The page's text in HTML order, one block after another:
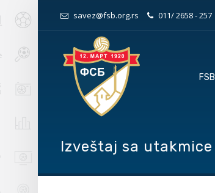
savez@fsb.org.rs 011/ 2658 - 257
FSB
Izveštaj sa utakmice